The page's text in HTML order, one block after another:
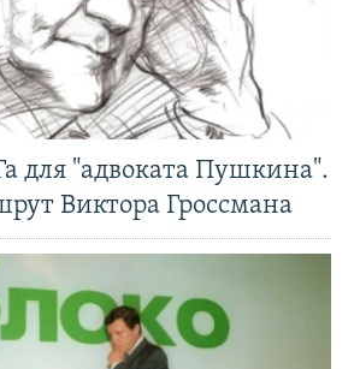
для "адвоката Пушкина".
Виктора Гроссмана